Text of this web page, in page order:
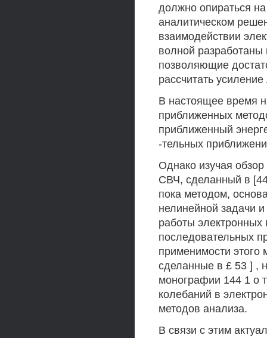
должно опираться
аналитическом
взаимодействии
волной
позволяющие
рассчитать
В настоящее время
приближенных
приближенный
-тельных
Однако изучая обзор
СВЧ, сделанный в
пока методом,
нелинейной задачи
работы электронных
последовательных
применимости этого
сделанные в £ 53 ] ,
монографии 144 1 о
колебаний в
методов анализа.
В связи с этим